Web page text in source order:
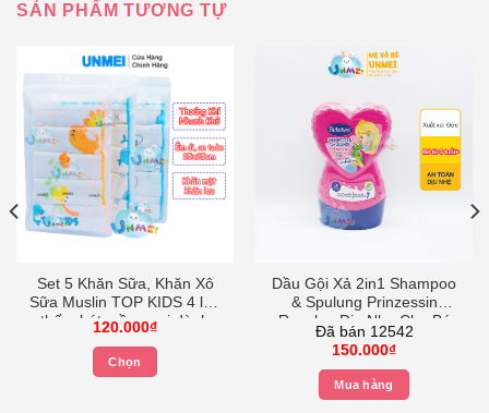
SẢN PHẨM TƯƠNG TỰ
Set 5 Khăn Sữa, Khăn Xô
Sữa Muslin TOP KIDS 4 lớp
thấm hút,mềm mại dành
tại UNMEI OFFICIAL
120.000₫
Chọn
Dầu Gội Xả 2in1 Shampoo
& Spulung Prinzessin
Rosalea Dịu Nhẹ Cho Bé
230ml Bubchen Công Chúa
Đã bán 12542
150.000₫
Mua hàng